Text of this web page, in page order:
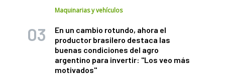
Maquinarias y vehículos
En un cambio rotundo, ahora el
productor brasilero destaca las
buenas condiciones del agro
argentino para invertir: "Los veo más
motivados"